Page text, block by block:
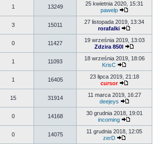
1 13249
25 kwietnia 2020, 15:31
pawelp
3 15011
27 listopada 2019, 13:34
rorafalki
0 11427
19 września 2019, 13:03
Zdzira 850I
1 11093
18 września 2019, 18:06
KrisC
1 16405
23 lipca 2019, 21:18
cursor
15 31914
11 marca 2019, 16:27
deejeys
0 14168
30 grudnia 2018, 19:01
incoming
0 14075
11 grudnia 2018, 12:05
zerD